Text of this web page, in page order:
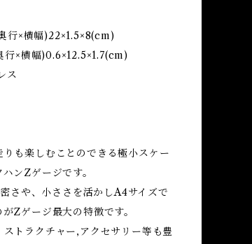
行×横幅)22×1.5×8(cm)
行×横幅)0.6×12.5×1.7(cm)
ス
も楽しむことのできる極小スケー
ンZゲージです。
さや、小ささを活かしA4サイズで
Zゲージ最大の特徴です。
トラクチャー,アクセサリー等も豊